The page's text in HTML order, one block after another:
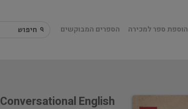
הוספת ספר למכירה הספרים המבוקשים
Conversational English